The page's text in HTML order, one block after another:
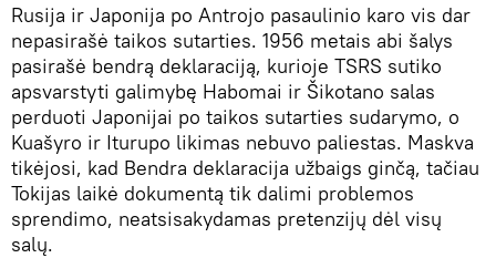
Rusija ir Japonija po Antrojo pasaulinio karo vis dar
nepasirašė taikos sutarties. 1956 metais abi šalys
pasirašė bendrą deklaraciją, kurioje TSRS sutiko
apsvarstyti galimybę Habomai ir Šikotano salas
perduoti Japonijai po taikos sutarties sudarymo, o
Kuašyro ir Iturupo likimas nebuvo paliestas. Maskva
tikėjosi, kad Bendra deklaracija užbaigs ginčą, tačiau
Tokijas laikė dokumentą tik dalimi problemos
sprendimo, neatsisakydamas pretenzijų dėl visų
salų.